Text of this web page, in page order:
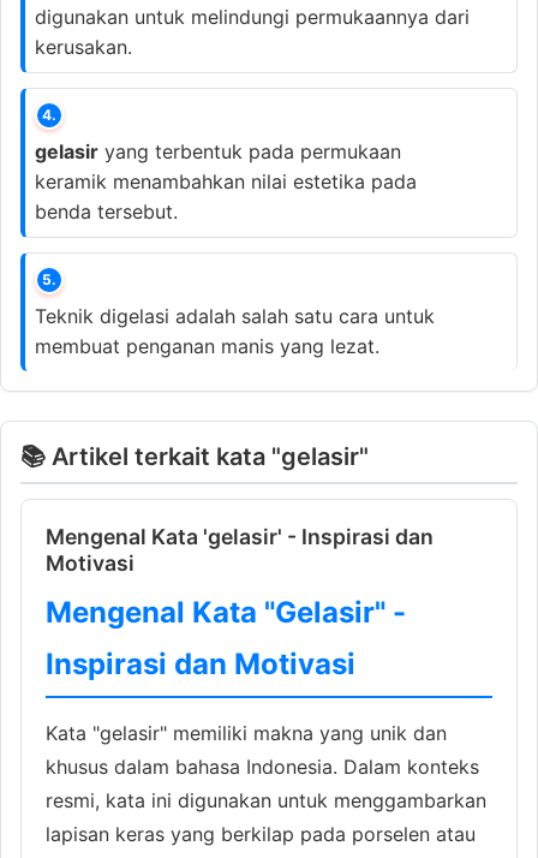
digunakan untuk melindungi permukaannya dari
kerusakan.
4.
gelasir yang terbentuk pada permukaan
keramik menambahkan nilai estetika pada
benda tersebut.
5.
Teknik digelasi adalah salah satu cara untuk
membuat penganan manis yang lezat.
📚 Artikel terkait kata "gelasir"
Mengenal Kata 'gelasir' - Inspirasi dan
Motivasi
Mengenal Kata "Gelasir" -
Inspirasi dan Motivasi
Kata "gelasir" memiliki makna yang unik dan
khusus dalam bahasa Indonesia. Dalam konteks
resmi, kata ini digunakan untuk menggambarkan
lapisan keras yang berkilap pada porselen atau